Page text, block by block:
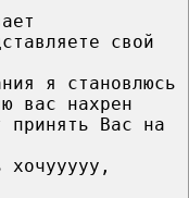
свой
я становлюсь
вас нахрен
Вас на